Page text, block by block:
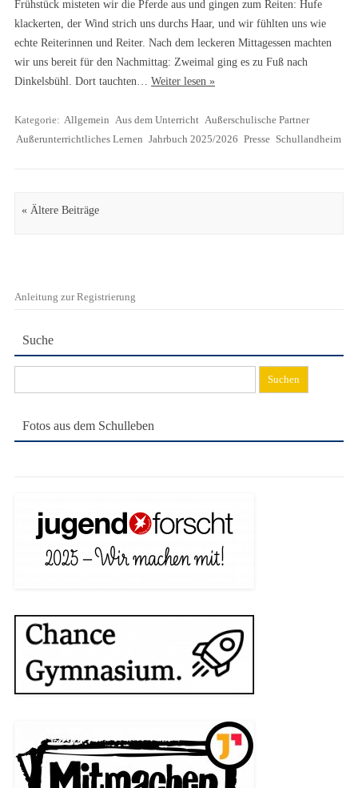
Frühstück misteten wir die Pferde aus und gingen zum Reiten: Hufe
klackerten, der Wind strich uns durchs Haar, und wir fühlten uns wie
echte Reiterinnen und Reiter. Nach dem leckeren Mittagessen machten
wir uns bereit für den Nachmittag: Zweimal ging es zu Fuß nach
Dinkelsbühl. Dort tauchten… Weiter lesen »
Kategorie: Allgemein Aus dem Unterricht Außerschulische Partner
Außerunterrichtliches Lernen Jahrbuch 2025/2026 Presse Schullandheim
Artikel Navigation
« Ältere Beiträge
Anleitung zur Registrierung
Suche
nach:
Fotos aus dem Schulleben